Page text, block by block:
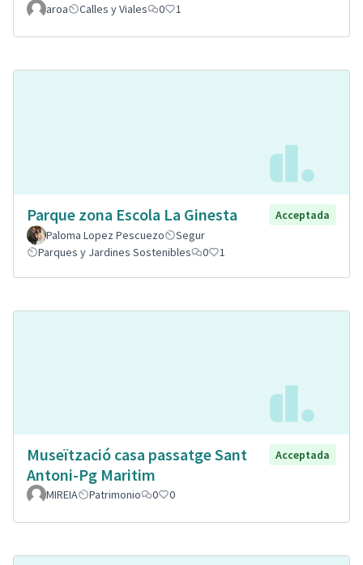
aroa Calles y Viales 0 1
Parque zona Escola La Ginesta
Acceptada
Paloma Lopez Pescuezo
Segur
Parques y Jardines Sostenibles
0 1
Museïtzació casa passatge Sant
Antoni-Pg Maritim
Acceptada
MIREIA Patrimonio 0 0